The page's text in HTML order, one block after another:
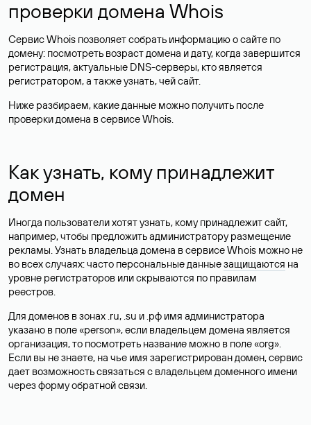
проверки домена Whois
Сервис Whois позволяет собрать информацию о сайте по
домену: посмотреть возраст домена и дату, когда завершится
регистрация, актуальные DNS-серверы, кто является
регистратором, а также узнать, чей сайт.
Ниже разбираем, какие данные можно получить после
проверки домена в сервисе Whois.
Как узнать, кому принадлежит
домен
Иногда пользователи хотят узнать, кому принадлежит сайт,
например, чтобы предложить администратору размещение
рекламы. Узнать владельца домена в сервисе Whois можно не
во всех случаях: часто персональные данныезащищаются на
уровне регистраторов или скрываются по правилам
реестров.
Для доменов в зонах .ru, .su и .рф имя администратора
указано в поле «person», если владельцем домена является
организация, то посмотреть название можно в поле «org».
Если вы не знаете, на чье имя зарегистрирован домен, сервис
дает возможность связаться с владельцем доменного имени
через форму обратной связи.